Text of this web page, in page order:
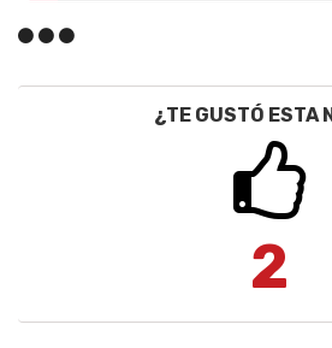
¿TE GUSTÓ ESTA
2